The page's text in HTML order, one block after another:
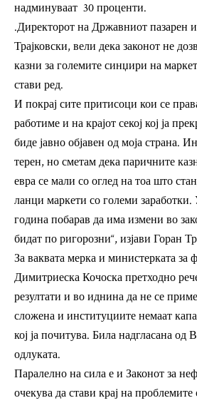
надминуваат 30 проценти.
.Директорот на Државниот пазарен
Трајковски, вели дека законот не
казни за големите синџири на
стави ред.
И покрај сите притисоци кои се
работиме и на крајот секој кој ја
биде јавно објавен од моја страна.
терен, но сметам дека паричните
евра се мали со оглед на тоа што
ланци маркети со големи
година побарав да има измени во
бидат по ригорозни“, изјави Горан
За ваквата мерка и министерката за
Димитриеска Кочоска претходно
резултати и во иднина да не се
сложена и институциите немаат
кој ја почитува. Била надгласана од
одлуката.
Паралелно на сила е и Законот за
очекува да стави крај на